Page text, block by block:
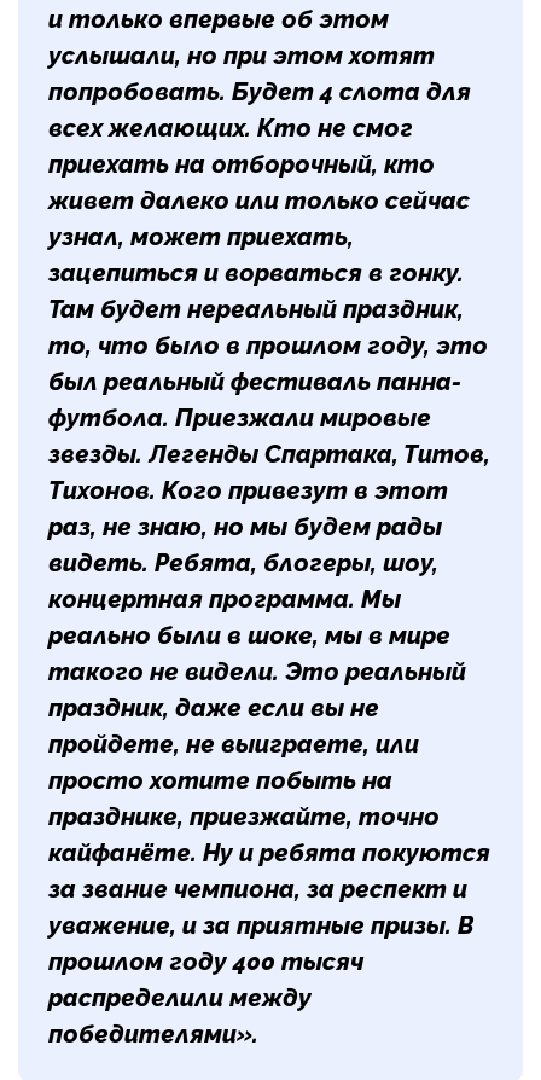
и только впервые об этом
услышали, но при этом хотят
попробовать. Будет 4 слота для
всех желающих. Кто не смог
приехать на отборочный, кто
живет далеко или только сейчас
узнал, может приехать,
зацепиться и ворваться в гонку.
Там будет нереальный праздник,
то, что было в прошлом году, это
был реальный фестиваль панна-
футбола. Приезжали мировые
звезды. Легенды Спартака, Титов,
Тихонов. Кого привезут в этот
раз, не знаю, но мы будем рады
видеть. Ребята, блогеры, шоу,
концертная программа. Мы
реально были в шоке, мы в мире
такого не видели. Это реальный
праздник, даже если вы не
пройдете, не выиграете, или
просто хотите побыть на
празднике, приезжайте, точно
кайфанёте. Ну и ребята покуются
за звание чемпиона, за респект и
уважение, и за приятные призы. В
прошлом году 400 тысяч
распределили между
победителями».